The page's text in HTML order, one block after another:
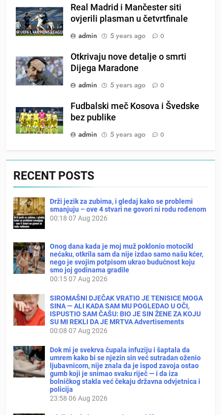
Real Madrid i Mančester siti
ovjerili plasman u četvrtfinale
admin
5 years ago 0
Otkrivaju nove detalje o smrti
Dijega Maradone
admin
5 years ago 0
Fudbalski meč Kosova i Švedske
bez publike
admin
5 years ago 0
RECENT POSTS
Drži jezik za zubima, i gledaj kako se problemi
smanjuju – ove 4 stvari ne govori ni rodu rođenom
00:18 07 Aug 2026
Onog dana kada je moj muž poklonio motocikl
nećaku, otkrila sam da nije izdao samo našu kćer,
nego je svojim potpisom ukrao budućnost koju
smo joj godinama gradile
00:1507 Aug 2026
SIROMAŠNI DJEČAK VRATIO JE TENISICE MOGA
SINA — ALI KADA SAM MU POGLEDAO U OČI,
ISPUSTIO SAM ČAŠU: BIO JE SIN ŽENE ZA KOJU
SU MI REKLI DA JE MRTVA Advertisements
00:08 07 Aug 2026
Dok mi je svekrva čupala infuziju i šaptala da
umrem kako bi se njezin sin već sutradan oženio
ljubavnicom, nije znala da je ispod zavoja ostao
gumb koji je snimao svaku riječ — i da iza
bolničkog stakla već čekaju državna odvjetnica i
policija
23:58 06 Aug 2026